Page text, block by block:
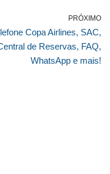
PRÓXIMO
Copa Airlines, SAC,
de Reservas, FAQ,
WhatsApp e mais!